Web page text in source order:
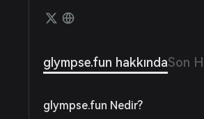
glympse.fun hakkındaSon
glympse.fun Nedir?